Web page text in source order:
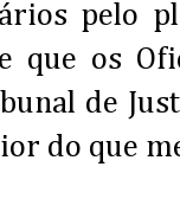
pelo
que os
de
do que